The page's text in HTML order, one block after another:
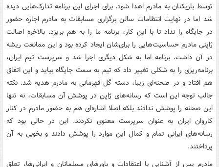
توسط بازیکنان به مادرم اهدا شود. برای اجرای این برنامه تدارک‌هایی دیده
شد اما در نهایت انتظامات سالن برگزاری مسابقات به مادرم اجازه حضور
در جایگاه را نداد تا با این کار، برنامه ما را به هم بریزد. بالاخره اصالت
ژاپنی مادرم حساسیت‌هایی را برای‌شان ایجاد کرده بود و این ممانعت ریشه
در آن داشت. برنامه اما به شکل دیگری اجرا شد و سرپرست تیم ایران،
برنامه‌ریزی را به شکلی تغییر داد که تیم به سمت جایگاه بیاید و این اتفاق
هم افتاد و در صحنه‌ای زیبا، دسته گل قهرمانی به مادرم هدیه شد. نکته
جالب توجه این است که رسانه‌های ژاپن در پوشش آن مسابقات، نه تنها
این صحنه را پوشش ندادند بلکه اصلا اشاره‌ای هم به حضور مادرم در کنار
کاروان ایران به عنوان سرپرست معنوی نکردند. این در حالی بود که
رسانه‌های ایرانی تمام و کمال این موارد را پوشش دادند و بخوبی به آن
پرداختند.
مادرم پس از آشنایی با اعتقادات و باورهای مسلمانان و ایرانی‌ها، تعلق